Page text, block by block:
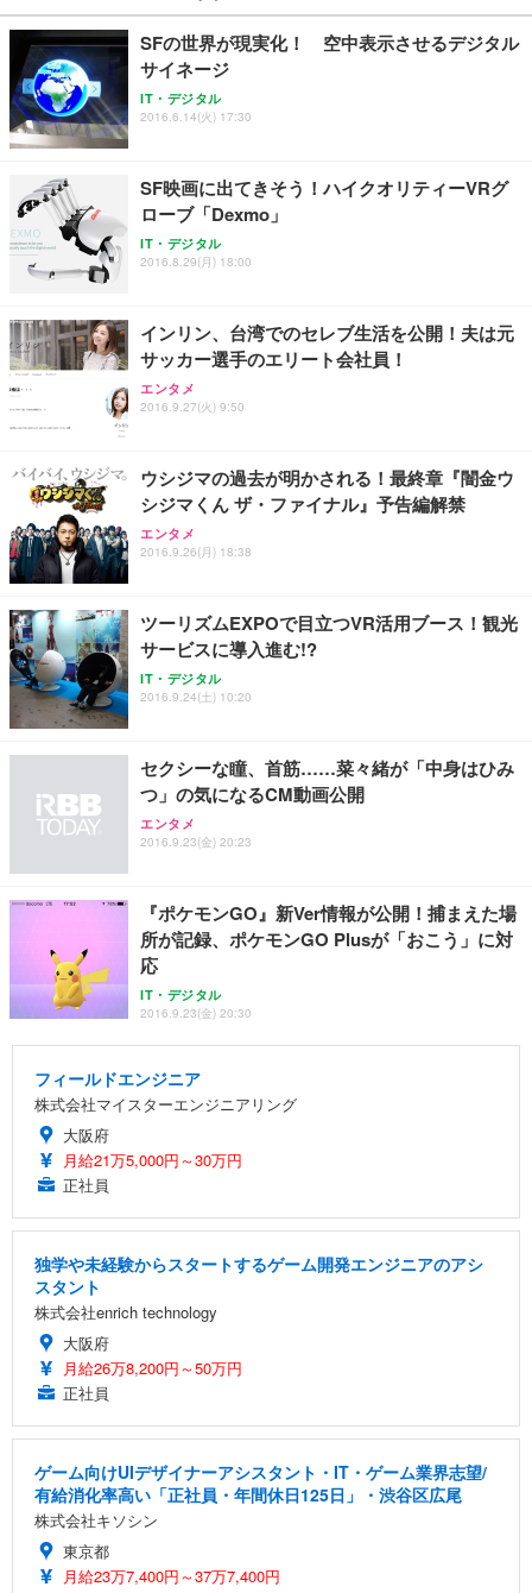
￥27,999
Sezlife オフィスチェア デスクチェア 疲れない テレ
ワーク チェア 強化バックレスト 30度ロッキング機
能 人間工学 椅子 腰サポート 90度跳ね上げ式アーム
務用 おしゃれ パソコンチェア (ブラック)
Sezlife オフィスチェア デスクチェア 疲れない テレ
ワーク チェア 強化バックレスト 30度ロッキング機
能 人間工学 椅子 腰サポート 90度跳ね上げ式アーム
務用 おしゃれ パソコンチェア (ホワイト)
ANDWINT オフィスチェア デスクチェア 肘なし メ
ッシュ 通気性 ランバーサポート付き 腰サポート ガ
ス圧無段階昇降 360度回転 キャスター付き コンパク
￥109,572
【純正品】27"ゲーミングモニター DualSense 充電
フック付き（CFI-ZDM1J）
【整備済み品】Dell E2724HS 27インチ 液晶モニタ
ー フルHD（1920×1080）VA 非光沢 HDMI/DisplayP
ort/VGA スピーカー内蔵 高さ調整 スイベル VESA対
【MiniLED/24.5inch/280Hz/FHD】GRAPHT THE S
HOOTER Gaming Monitor 24” Essential ゲーミン
グモニター QD 24.5インチ 1ms FHD 量子ドット 残
￥3,234
ネオ・ルーライフ ネオ・オムツ L 中型犬用 26枚入
り 単品
Smart Basic(スマートベーシック) 【Amazon.co.jp
限定】 Smart Basic アイリスオーヤマ ペットシーツ
超厚型 お徳用 ワイド 100枚入 (x 1) (ケース販売)
アイリスオーヤマ ペットシーツ 超厚型 お徳用 レギ
ュラー 200枚入【Amazon.co.jp限定】
SFの世界が現実化！ 空中表示させるデジタル
サイネージ
IT・デジタル
2016.6.14(火) 17:30
SF映画に出てきそう！ハイクオリティーVRグ
ローブ「Dexmo」
IT・デジタル
2016.8.29(月) 18:00
インリン、台湾でのセレブ生活を公開！夫は元
サッカー選手のエリート会社員！
エンタメ
2016.9.27(火) 9:50
ウシジマの過去が明かされる！最終章『闇金ウ
シジマくん ザ・ファイナル』予告編解禁
エンタメ
2016.9.26(月) 18:38
ツーリズムEXPOで目立つVR活用ブース！観光
サービスに導入進む!?
IT・デジタル
2016.9.24(土) 10:20
セクシーな瞳、首筋……菜々緒が「中身はひみ
つ」の気になるCM動画公開
エンタメ
2016.9.23(金) 20:23
『ポケモンGO』新Ver情報が公開！捕まえた場
所が記録、ポケモンGO Plusが「おこう」に対
応
IT・デジタル
2016.9.23(金) 20:30
フィールドエンジニア
株式会社マイスターエンジニアリング
大阪府
月給21万5,000円～30万円
正社員
独学や未経験からスタートするゲーム開発エンジニアのアシ
スタント
株式会社enrich technology
大阪府
月給26万8,200円～50万円
正社員
ゲーム向けUIデザイナーアシスタント・IT・ゲーム業界志望/
有給消化率高い「正社員・年間休日125日」・渋谷区広尾
株式会社キソシン
東京都
月給23万7,400円～37万7,400円